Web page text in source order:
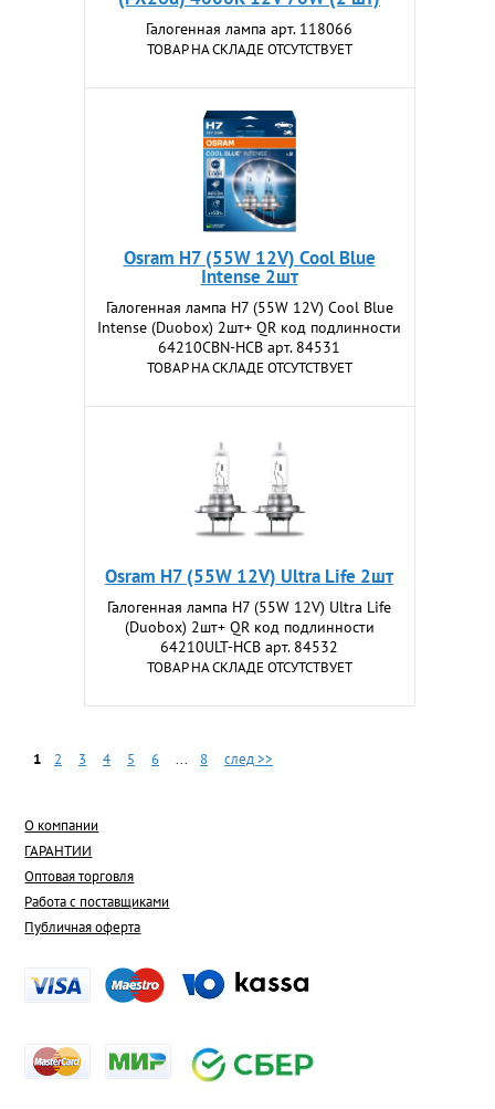
Галогенная лампа арт. 118066
ТОВАР НА СКЛАДЕ ОТСУТСТВУЕТ
Osram H7 (55W 12V) Cool Blue
Intense 2шт
Галогенная лампа H7 (55W 12V) Cool Blue
Intense (Duobox) 2шт+ QR код подлинности
64210CBN-HCB арт. 84531
ТОВАР НА СКЛАДЕ ОТСУТСТВУЕТ
Osram H7 (55W 12V) Ultra Life 2шт
Галогенная лампа H7 (55W 12V) Ultra Life
(Duobox) 2шт+ QR код подлинности
64210ULT-HCB арт. 84532
ТОВАР НА СКЛАДЕ ОТСУТСТВУЕТ
1 2 3 4 5 6 ... 8 след >>
О компании
ГАРАНТИИ
Оптовая торговля
Работа с поставщиками
Публичная оферта